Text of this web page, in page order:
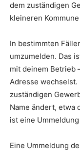
dem zuständigen
kleineren
In bestimmten
umzumelden. Das
mit deinem Betrieb
Adresse wechselst.
zuständigen
Name ändert, etwa
ist eine
Eine Ummeldung